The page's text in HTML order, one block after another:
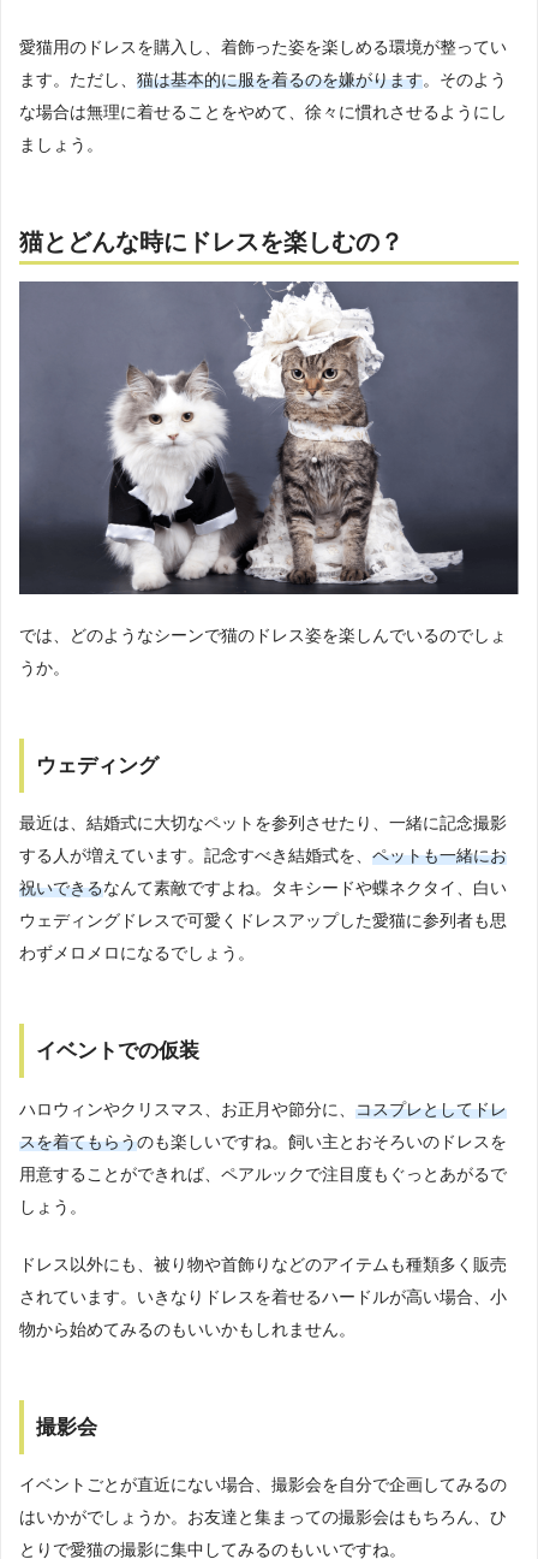
愛猫用のドレスを購入し、着飾った姿を楽しめる環境が整ってい
ます。ただし、 猫は基本的に服を着るのを嫌がります。そのよう
な場合は無理に着せることをやめて、徐々に慣れさせるようにし
ましょう。
猫とどんな時にドレスを楽しむの？
では、どのようなシーンで猫のドレス姿を楽しんでいるのでしょ
うか。
ウェディング
最近は、結婚式に大切なペットを参列させたり、一緒に記念撮影
する人が増えています。記念すべき結婚式を、 ペットも一緒にお
祝いできるなんて素敵ですよね。タキシードや蝶ネクタイ、白い
ウェディングドレスで可愛くドレスアップした愛猫に参列者も思
わずメロメロになるでしょう。
イベントでの仮装
ハロウィンやクリスマス、お正月や節分に、 コスプレとしてドレ
スを着てもらうのも楽しいですね。飼い主とおそろいのドレスを
用意することができれば、ペアルックで注目度もぐっとあがるで
しょう。
ドレス以外にも、被り物や首飾りなどのアイテムも種類多く販売
されています。いきなりドレスを着せるハードルが高い場合、小
物から始めてみるのもいいかもしれません。
撮影会
イベントごとが直近にない場合、撮影会を自分で企画してみるの
はいかがでしょうか。お友達と集まっての撮影会はもちろん、ひ
とりで愛猫の撮影に集中してみるのもいいですね。